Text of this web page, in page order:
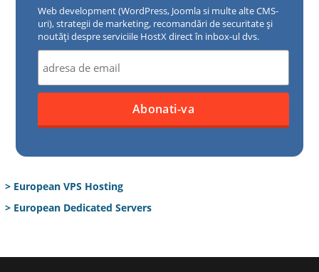
Web development (WordPress, Joomla si multe alte CMS-
uri), strategii de marketing, recomandări de securitate și
noutăți despre serviciile HostX direct în inbox-ul dvs.
> European VPS Hosting
> European Dedicated Servers